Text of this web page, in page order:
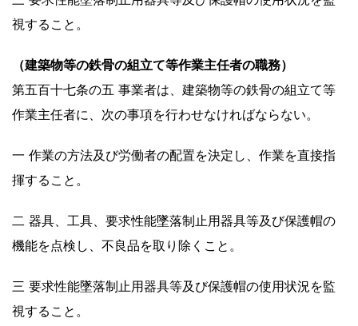
視すること。
（建築物等の鉄骨の組立て等作業主任者の職務）
第五百十七条の五 事業者は、建築物等の鉄骨の組立て等
作業主任者に、次の事項を行わせなければならない。
一 作業の方法及び労働者の配置を決定し、作業を直接指
揮すること。
二 器具、工具、要求性能墜落制止用器具等及び保護帽の
機能を点検し、不良品を取り除くこと。
三 要求性能墜落制止用器具等及び保護帽の使用状況を監
視すること。